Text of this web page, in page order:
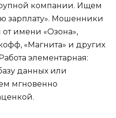
компании. Ищем
зарплату». Мошенники
имени «Озона»,
«Магнита» и других
элементарная:
данных или
мгновенно